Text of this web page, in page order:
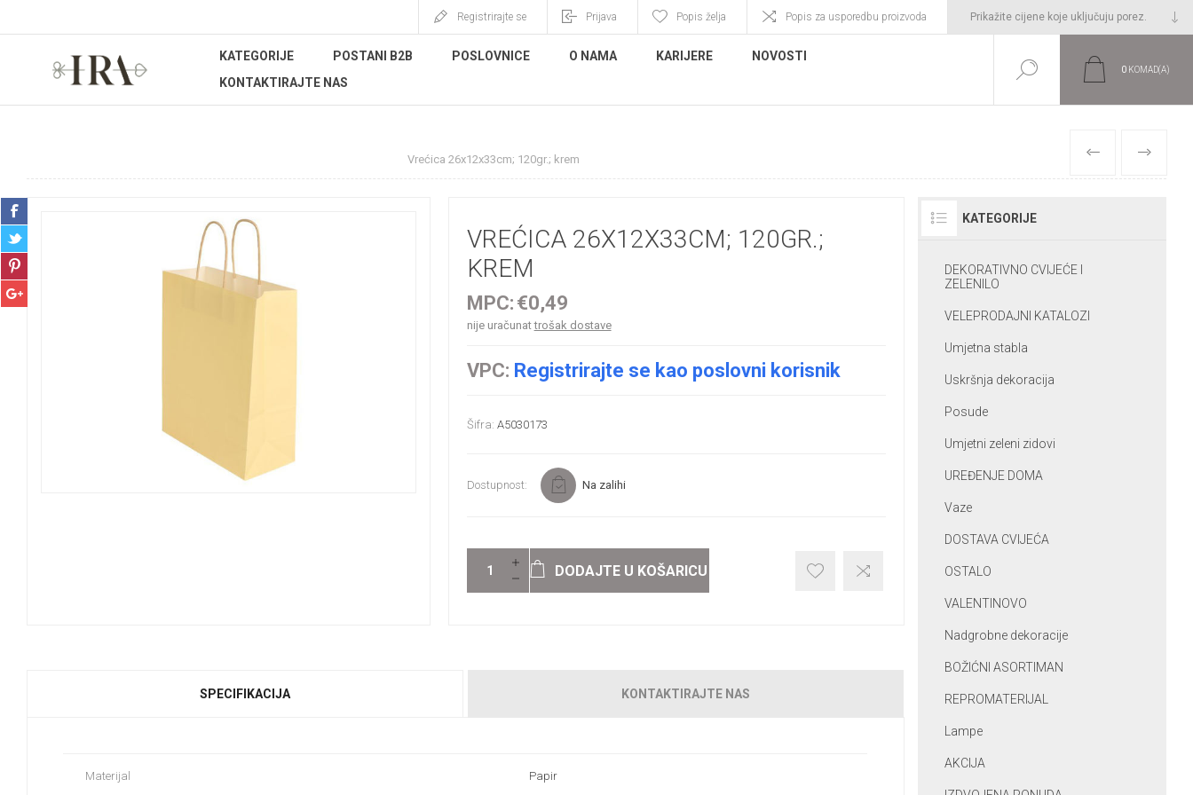
Registrirajte se Prijava Popis želja Popis za usporedbu proizvoda
KATEGORIJE POSTANI B2B POSLOVNICE O NAMA KARIJERE
NOVOSTI
KONTAKTIRAJTE NAS
0 KOMAD(A)
Vrećica 26x12x33cm; 120gr.; krem PRETHODNI
SLIJEDEĆI
VREĆICA 26X12X33CM; 120GR.;
KREM
MPC: €0,49
nije uračunattrošak dostave
VPC: Registrirajte se kao poslovni korisnik
Šifra: A5030173
Dostupnost: Na zalihi
DODAJTE U KOŠARICU
SPECIFIKACIJA KONTAKTIRAJTE NAS
Materijal Papir
KATEGORIJE
DEKORATIVNO CVIJEĆE I
ZELENILO
VELEPRODAJNI KATALOZI
Umjetna stabla
Uskršnja dekoracija
Posude
Umjetni zeleni zidovi
UREĐENJE DOMA
Vaze
DOSTAVA CVIJEĆA
OSTALO
VALENTINOVO
Nadgrobne dekoracije
BOŽIĆNI ASORTIMAN
REPROMATERIJAL
Lampe
AKCIJA